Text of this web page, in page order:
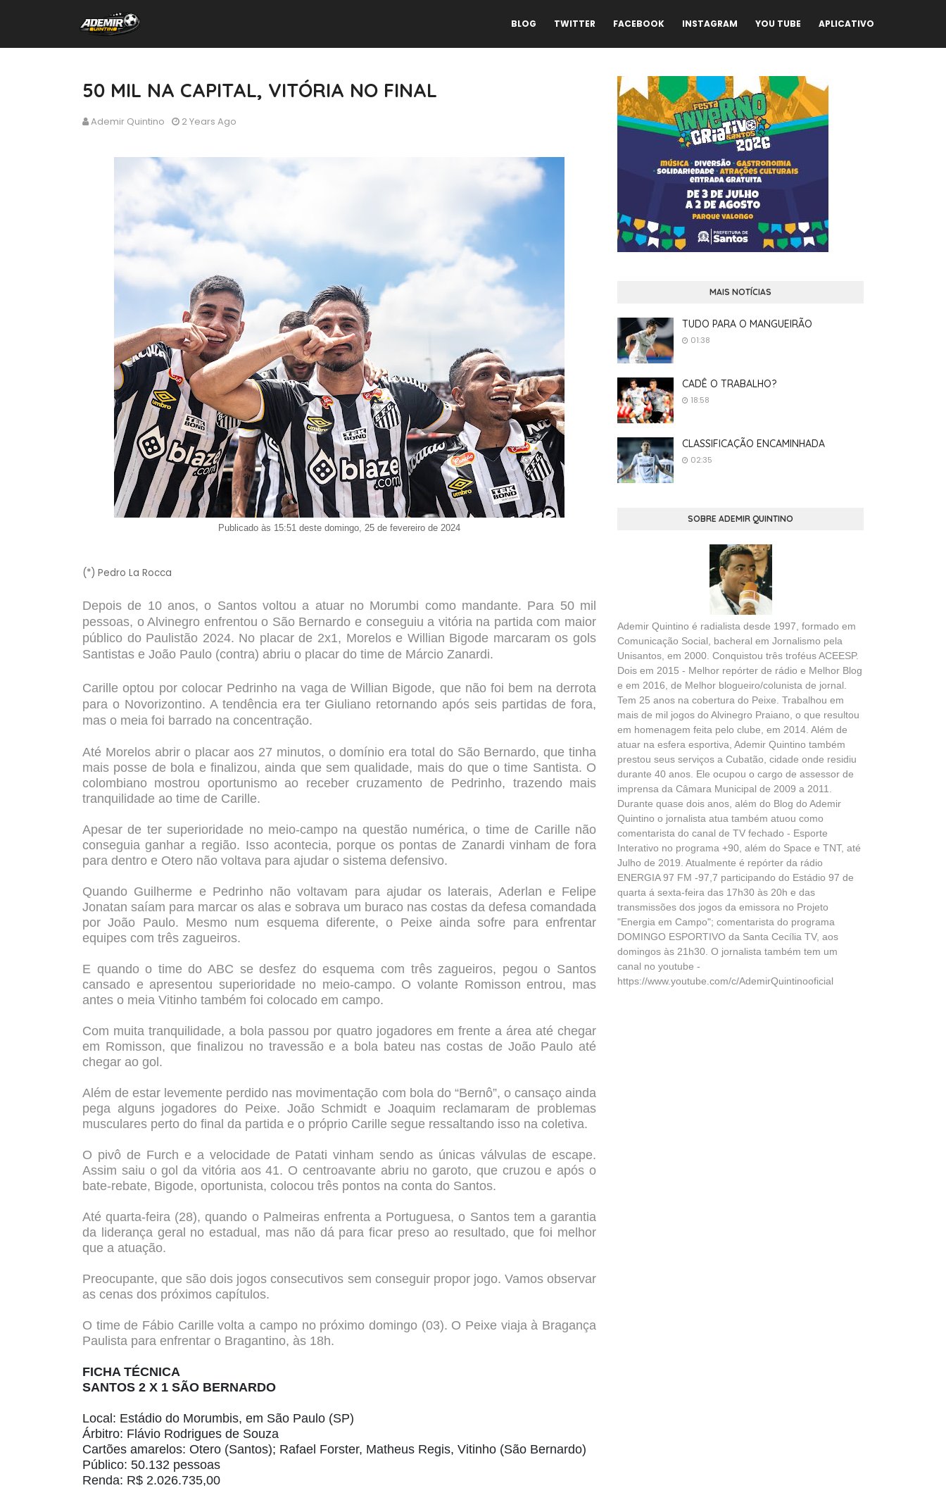
BLOG TWITTER FACEBOOK INSTAGRAM YOU TUBE APLICATIVO
50 MIL NA CAPITAL, VITÓRIA NO FINAL
Ademir Quintino 2 Years Ago
Publicado às 15:51 deste domingo, 25 de fevereiro de 2024
(*) Pedro La Rocca
Depois de 10 anos, o Santos voltou a atuar no Morumbi como mandante. Para 50 mil
pessoas, o Alvinegro enfrentou o São Bernardo e conseguiu a vitória na partida com maior
público do Paulistão 2024. No placar de 2x1, Morelos e Willian Bigode marcaram os gols
Santistas e João Paulo (contra) abriu o placar do time de Márcio Zanardi.
Carille optou por colocar Pedrinho na vaga de Willian Bigode, que não foi bem na derrota
para o Novorizontino. A tendência era ter Giuliano retornando após seis partidasde fora,
mas o meia foi barrado na concentração.
Até Morelos abrir o placar aos 27 minutos, o domínio era total do São Bernardo, que tinha
mais posse de bola e finalizou, ainda que sem qualidade, mais do que o time Santista. O
colombiano mostrou oportunismo ao receber cruzamento de Pedrinho, trazendo mais
tranquilidade ao time de Carille.
Apesar de ter superioridade no meio-campo na questão numérica, o time de Carille não
conseguia ganhar a região. Isso acontecia, porque os pontas de Zanardi vinham de fora
para dentro e Otero não voltava para ajudar o sistema defensivo.
Quando Guilherme e Pedrinho não voltavam para ajudar os laterais, Aderlan e Felipe
Jonatan saíam para marcar os alas e sobrava um buraco nas costas da defesa comandada
por João Paulo. Mesmo num esquema diferente, o Peixe ainda sofre para enfrentar
equipes com três zagueiros.
E quando o time do ABC se desfez do esquema com três zagueiros, pegou o Santos
cansado e apresentou superioridade no meio-campo. O volante Romisson entrou, mas
antes o meia Vitinho também foi colocado em campo.
Com muita tranquilidade, a bola passou por quatro jogadores em frente a área até chegar
em Romisson, que finalizou no travessão e a bola bateu nas costas de João Paulo até
chegar ao gol.
Além de estar levemente perdido nas movimentação com bola do “Bernô”, o cansaço ainda
pega alguns jogadores do Peixe. João Schmidt e Joaquim reclamaram de problemas
musculares perto do final da partida e o próprio Carille segue ressaltando isso na coletiva.
O pivô de Furch e a velocidade de Patati vinham sendo as únicas válvulas de escape.
Assim saiu o gol da vitória aos 41. O centroavante abriu no garoto, que cruzou e após o
bate-rebate, Bigode, oportunista, colocou três pontos na conta do Santos.
Até quarta-feira (28), quando o Palmeiras enfrenta a Portuguesa, o Santos tem a garantia
da liderança geral no estadual, mas não dá para ficar preso ao resultado, que foi melhor
que a atuação.
Preocupante, que são dois jogos consecutivos sem conseguir propor jogo. Vamos observar
as cenas dos próximos capítulos.
O time de Fábio Carille volta a campo no próximo domingo (03). O Peixe viaja à Bragança
Paulista para enfrentar o Bragantino, às 18h.
FICHA TÉCNICA
SANTOS 2 X 1 SÃO BERNARDO
Local: Estádio do Morumbis, em São Paulo (SP)
Árbitro: Flávio Rodrigues de Souza
Cartões amarelos: Otero (Santos); Rafael Forster, Matheus Regis, Vitinho (São Bernardo)
Público: 50.132 pessoas
Renda: R$ 2.026.735,00
MAIS NOTÍCIAS
TUDO PARA O MANGUEIRÃO
01:38
CADÊ O TRABALHO?
18:58
CLASSIFICAÇÃO ENCAMINHADA
02:35
SOBRE ADEMIR QUINTINO
Ademir Quintino é radialista desde 1997, formado em
Comunicação Social, bacheral em Jornalismo pela
Unisantos, em 2000. Conquistou três troféus ACEESP.
Dois em 2015 - Melhor repórter de rádio e Melhor Blog
e em 2016, de Melhor blogueiro/colunista de jornal.
Tem 25 anos na cobertura do Peixe. Trabalhou em
mais de mil jogos do Alvinegro Praiano, o que resultou
em homenagem feita pelo clube, em 2014. Além de
atuar na esfera esportiva, Ademir Quintino também
prestou seus serviços a Cubatão, cidade onde residiu
durante 40 anos. Ele ocupou o cargo de assessor de
imprensa da Câmara Municipal de 2009 a 2011.
Durante quase dois anos, além do Blog do Ademir
Quintino o jornalista atua também atuou como
comentarista do canal de TV fechado - Esporte
Interativo no programa +90, além do Space e TNT, até
Julho de 2019. Atualmente é repórter da rádio
ENERGIA 97 FM -97,7 participando do Estádio 97 de
quarta á sexta-feira das 17h30 às 20h e das
transmissões dos jogos da emissora no Projeto
"Energia em Campo"; comentarista do programa
DOMINGO ESPORTIVO da Santa Cecília TV, aos
domingos às 21h30. O jornalista também tem um
canal no youtube -
https://www.youtube.com/c/AdemirQuintinooficial